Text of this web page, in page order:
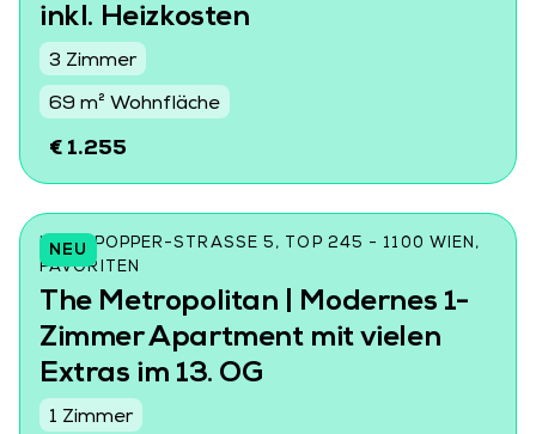
inkl. Heizkosten
3 Zimmer
69 m² Wohnfläche
€ 1.255
NEU
KARL-POPPER-STRASSE 5, TOP 245 - 1100 WIEN, F
AVORITEN
The Metropolitan | Modernes 1-
Zimmer Apartment mit vielen
Extras im 13. OG
1 Zimmer